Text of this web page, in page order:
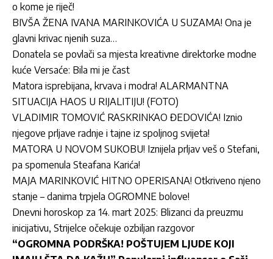
o kome je riječ!
BIVŠA ŽENA IVANA MARINKOVIĆA U SUZAMA! Ona je
glavni krivac njenih suza…
Donatela se povlači sa mjesta kreativne direktorke modne
kuće Versaće: Bila mi je čast
Matora isprebijana, krvava i modra! ALARMANTNA
SITUACIJA HAOS U RIJALITIJU! (FOTO)
VLADIMIR TOMOVIĆ RASKRINKAO ĐEDOVIĆA! Iznio
njegove prljave radnje i tajne iz spoljnog svijeta!
MATORA U NOVOM SUKOBU! Iznijela prljav veš o Stefani,
pa spomenula Steafana Karića!
MAJA MARINKOVIĆ HITNO OPERISANA! Otkriveno njeno
stanje – danima trpjela OGROMNE bolove!
Dnevni horoskop za 14. mart 2025: Blizanci da preuzmu
inicijativu, Strijelce očekuje ozbiljan razgovor
“OGROMNA PODRŠKA! POŠTUJEM LJUDE KOJI